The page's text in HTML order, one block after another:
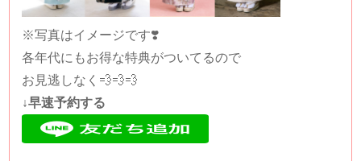
※写真はイメージです❣️
各年代にもお得な特典がついてるので
お見逃しなく💨💨💨
↓早速予約する